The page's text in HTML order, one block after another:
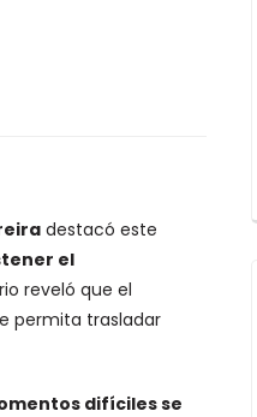
destacó este
el
reveló que el
permita trasladar
difíciles se